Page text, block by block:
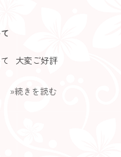
て 大変ご好評
»続きを読む